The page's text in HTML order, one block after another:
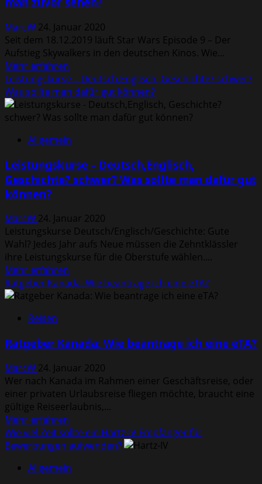
manuell?
Bitcoin
Roboter
MarcW 24. Januar 2020
Seit dem 18.12.2019 läuft Star Wars Episode 9 – Der
Aufstieg Skywalkers in den deutschen Kinos. Wie...
Mehr erfahren
Informationen
über
Neuer
Star
Film
Welche
Teile
zuvor
sehen?
Leistungskurse – Deutsch,Englisch, Geschichte? schwer?
Was sollte man dafür gut können?
Allgemein
Leistungskurse – Deutsch,Englisch,
Geschichte? schwer? Was sollte man dafür gut
können?
MarcW 24. Januar 2020
Leistungskurse Deutsch/Englisch/Geschichte: Gute
Wahl? Jedes Jahr aufs Neue müssen die Zehntklässler
ihre Leistungskurse für die Oberstufe wählen....
Mehr erfahren
Informationen
über
Geschichte?
Was
sollte
man
dafür
gut
können?
Ratgeber Kanada: Wie beantrage ich eine eTA?
Reisen
Ratgeber Kanada: Wie beantrage ich eine eTA?
MarcW 24. Januar 2020
Wer nach Kanada im Rahmen einer Geschäftsreise, oder
einer privaten Urlaubsreise fliegen möchte, braucht eine
gültige Reiseerlaubnis,...
Mehr erfahren
Informationen
über
Kanada:
Wie viel Zeit sollte ein Hartz-IV Empfänger für
Bewerbungen aufwenden?
Allgemein